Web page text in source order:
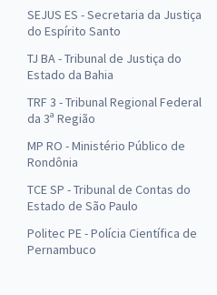
SEJUS ES - Secretaria da Justiça
do Espírito Santo
TJ BA - Tribunal de Justiça do
Estado da Bahia
TRF 3 - Tribunal Regional Federal
da 3ª Região
MP RO - Ministério Público de
Rondônia
TCE SP - Tribunal de Contas do
Estado de São Paulo
Politec PE - Polícia Científica de
Pernambuco